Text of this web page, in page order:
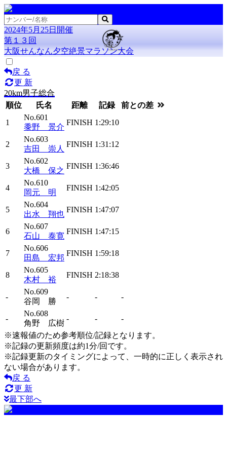
2024年5月25日開催
第１３回
大阪せんなん夕空絶景マラソン大会
戻 る
更 新
20km男子総合
順位
氏名 距離 記録
前との差
1
No.601
黍野 景介
FINISH 1:29:10
2
No.603
吉田 崇人
FINISH 1:31:12
3
No.602
大橋 保之
FINISH 1:36:46
4
No.610
岡元 明
FINISH 1:42:05
5
No.604
出水 翔也
FINISH 1:47:07
6
No.607
石山 泰寛
FINISH 1:47:15
7
No.606
田島 宏邦
FINISH 1:59:18
8
No.605
木村 裕
FINISH 2:18:38
-
No.609
谷岡 勝
- - -
-
No.608
角野 広樹
- -
-
※速報値のため参考順位/記録となります。
※記録の更新頻度は約1分/回です。
※記録更新のタイミングによって、一時的に正しく表示され
ない場合があります。
戻 る
更 新
最下部へ